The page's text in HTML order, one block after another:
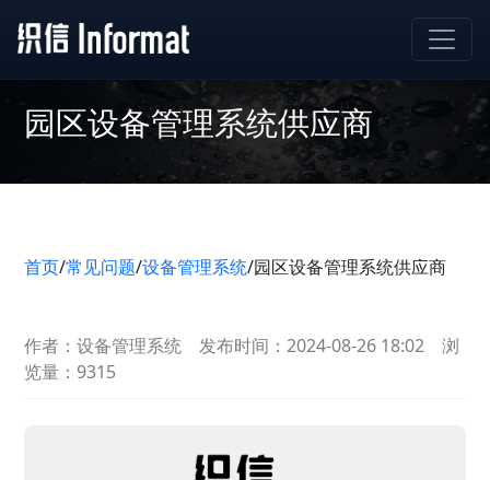
园区设备管理系统供应商
首页/常见问题/设备管理系统/园区设备管理系统供应商
作者：设备管理系统 发布时间：2024-08-26 18:02
浏
览量：9315